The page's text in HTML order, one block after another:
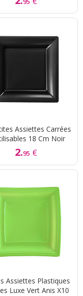
Assiettes Carrées
18 Cm Noir
2.95 €
Assiettes Plastiques
Luxe Vert Anis X10